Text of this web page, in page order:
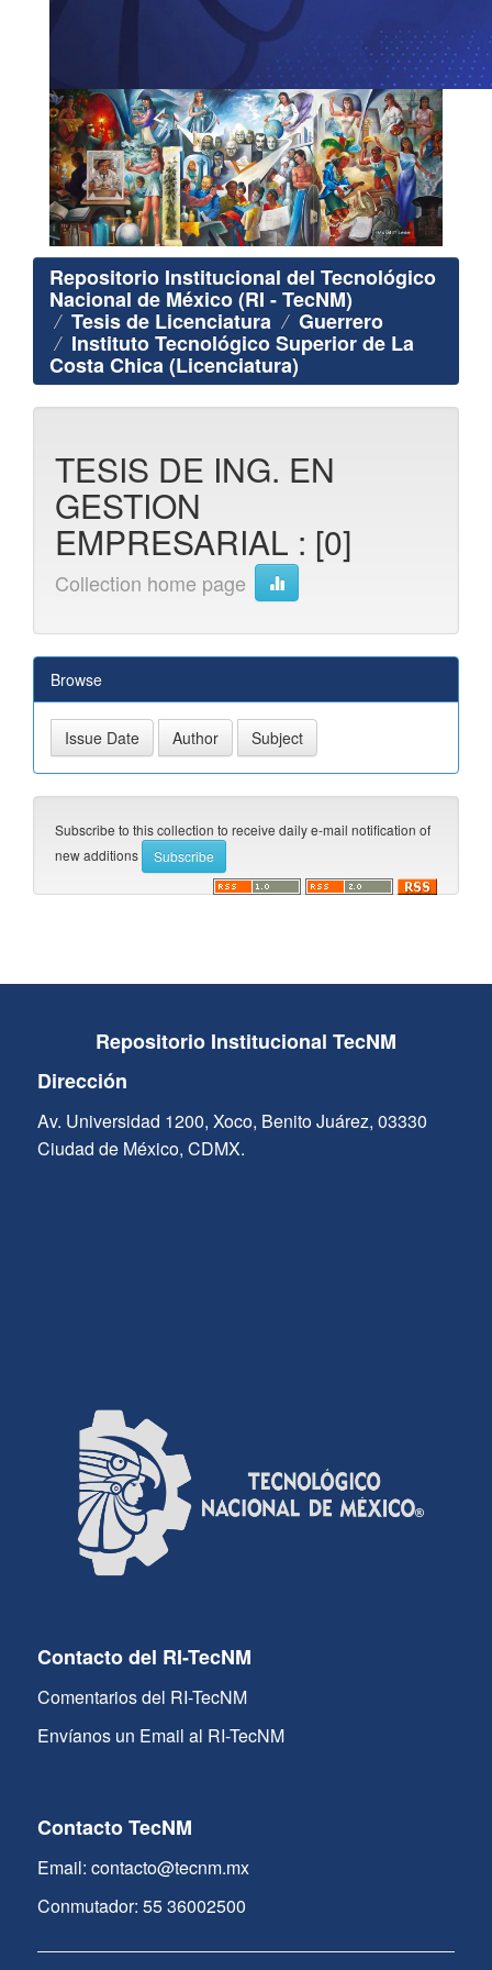
Repositorio Institucional del Tecnológico
Nacional de México (RI - TecNM)
Tesis de Licenciatura Guerrero
Instituto Tecnológico Superior de La
Costa Chica (Licenciatura)
TESIS DE ING. EN
GESTION
EMPRESARIAL : [0]
Collection home page
Browse
Subscribe to this collection to receive daily e-mail notification of
new additions
Repositorio Institucional TecNM
Dirección
Av. Universidad 1200, Xoco, Benito Juárez, 03330
Ciudad de México, CDMX.
Contacto del RI-TecNM
Comentarios del RI-TecNM
Envíanos un Email al RI-TecNM
Contacto TecNM
Email: contacto@tecnm.mx
Conmutador: 55 36002500